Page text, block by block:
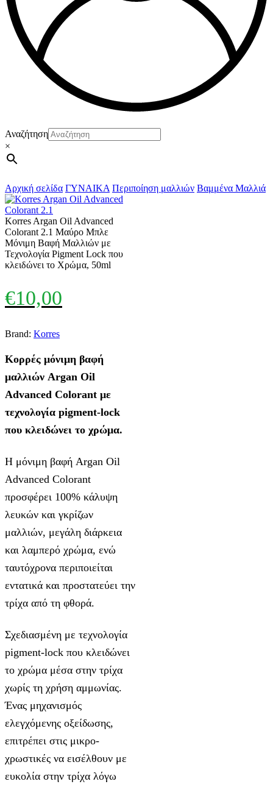
Αναζήτηση
×
Αρχική σελίδα ΓΥΝΑΙΚΑ Περιποίηση μαλλιών Βαμμένα Μαλλιά
Korres Argan Oil Advanced
Colorant 2.1 Μαύρο Μπλε
Μόνιμη Βαφή Μαλλιών με
Τεχνολογία Pigment Lock που
κλειδώνει το Χρώμα, 50ml
€10,00
Brand: Korres
Κορρές μόνιμη βαφή
μαλλιών Argan Oil
Advanced Colorant με
τεχνολογία pigment-lock
που κλειδώνει το χρώμα.
Η μόνιμη βαφή Argan Oil
Advanced Colorant
προσφέρει 100% κάλυψη
λευκών και γκρίζων
μαλλιών, μεγάλη διάρκεια
και λαμπερό χρώμα, ενώ
ταυτόχρονα περιποιείται
εντατικά και προστατεύει την
τρίχα από τη φθορά.
Σχεδιασμένη με τεχνολογία
pigment-lock που κλειδώνει
το χρώμα μέσα στην τρίχα
χωρίς τη χρήση αμμωνίας.
Ένας μηχανισμός
ελεγχόμενης οξείδωσης,
επιτρέπει στις μικρο-
χρωστικές να εισέλθουν με
ευκολία στην τρίχα λόγω